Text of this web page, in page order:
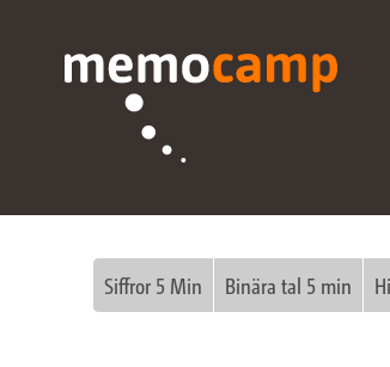
Siffror 5 Min Binära tal 5 min